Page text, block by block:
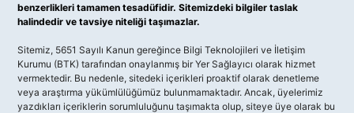
benzerlikleri tamamen tesadüfidir. Sitemizdeki bilgiler taslak
halindedir ve tavsiye niteliği taşımazlar.
Sitemiz, 5651 Sayılı Kanun gereğince Bilgi Teknolojileri ve İletişim
Kurumu (BTK) tarafından onaylanmış bir Yer Sağlayıcı olarak hizmet
vermektedir. Bu nedenle, sitedeki içerikleri proaktif olarak denetleme
veya araştırma yükümlülüğümüz bulunmamaktadır. Ancak, üyelerimiz
yazdıkları içeriklerin sorumluluğunu taşımakta olup, siteye üye olarak bu